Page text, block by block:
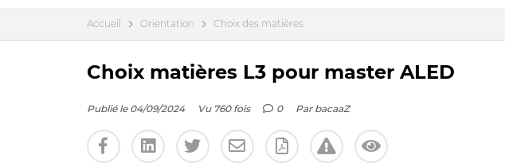
Accueil Orientation Choix des matières
Choix matières L3 pour master ALED
Publié le 04/09/2024 Vu 760 fois 0 Par bacaaZ